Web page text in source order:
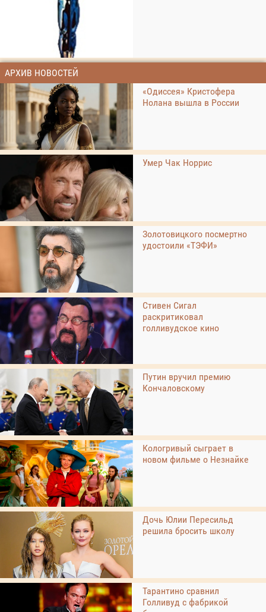
АРХИВ НОВОСТЕЙ
«Одиссея» Кристофера
Нолана вышла в России
Умер Чак Норрис
Золотовицкого посмертно
удостоили «ТЭФИ»
Стивен Сигал
раскритиковал
голливудское кино
Путин вручил премию
Кончаловскому
Кологривый сыграет в
новом фильме о Незнайке
Дочь Юлии Пересильд
решила бросить школу
Тарантино сравнил
Голливуд с фабрикой